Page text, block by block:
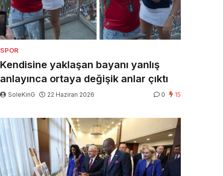
SPOR
Kendisine yaklaşan bayanı yanlış
anlayınca ortaya değişik anlar çıktı
SoleKinG 22 Haziran 2026 0 15